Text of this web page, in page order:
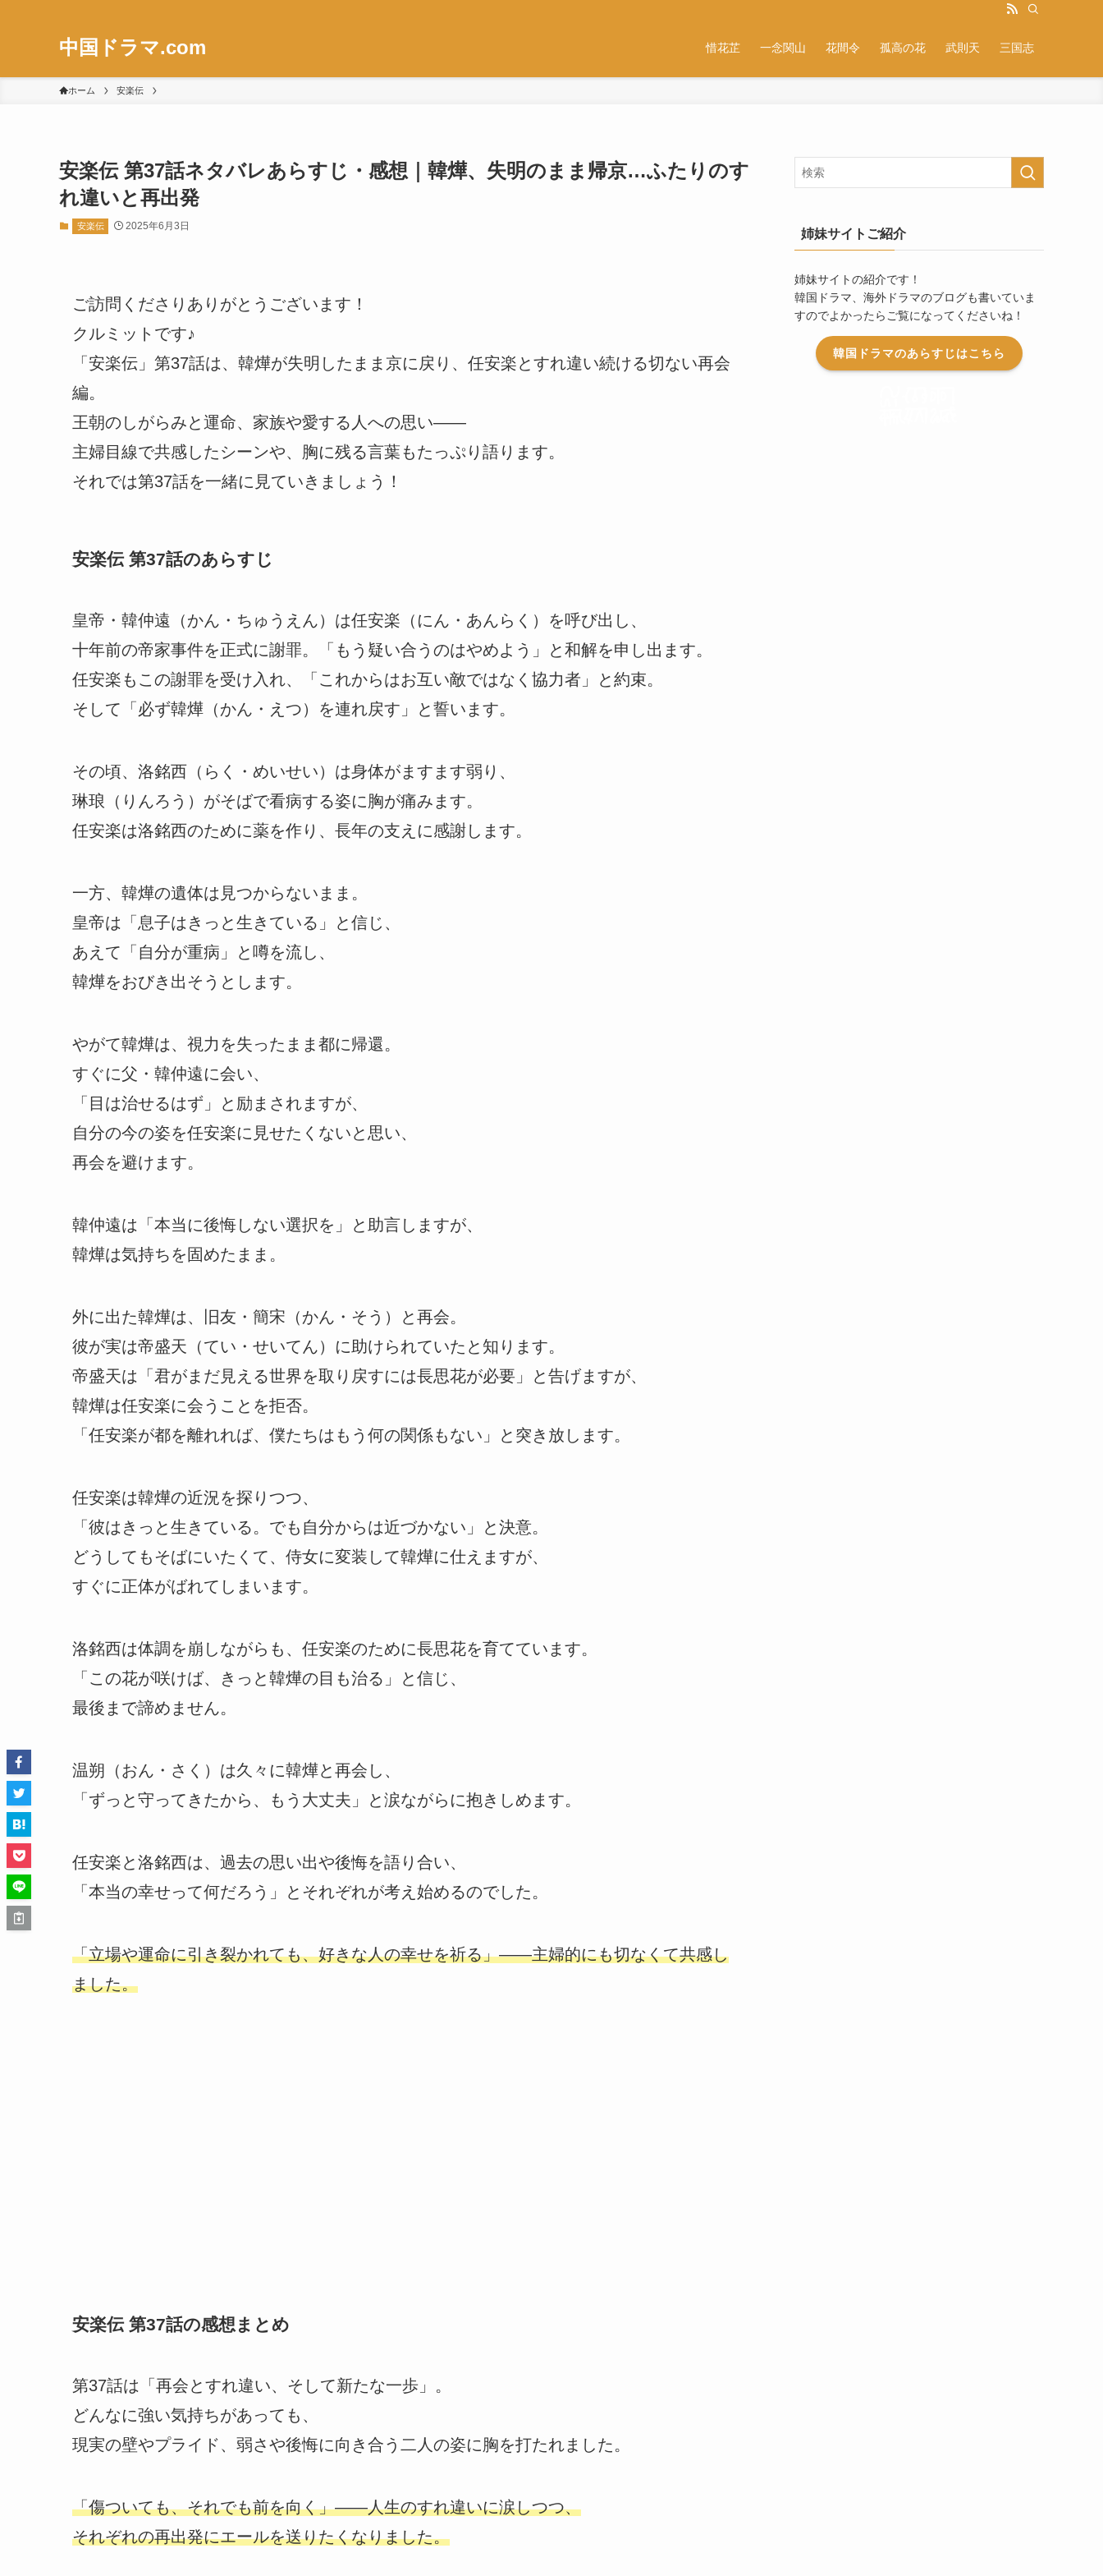
中国ドラマ.com 惜花芷 一念関山 花間令 孤高の花 武則天 三国志
ホーム 安楽伝
安楽伝 第37話ネタバレあらすじ・感想｜韓燁、失明のまま帰京…ふたりのす
れ違いと再出発
安楽伝 2025年6月3日
ご訪問くださりありがとうございます！
クルミットです♪
「安楽伝」第37話は、韓燁が失明したまま京に戻り、任安楽とすれ違い続ける切ない再会
編。
王朝のしがらみと運命、家族や愛する人への思い――
主婦目線で共感したシーンや、胸に残る言葉もたっぷり語ります。
それでは第37話を一緒に見ていきましょう！
安楽伝 第37話のあらすじ
皇帝・韓仲遠（かん・ちゅうえん）は任安楽（にん・あんらく）を呼び出し、
十年前の帝家事件を正式に謝罪。「もう疑い合うのはやめよう」と和解を申し出ます。
任安楽もこの謝罪を受け入れ、「これからはお互い敵ではなく協力者」と約束。
そして「必ず韓燁（かん・えつ）を連れ戻す」と誓います。
その頃、洛銘西（らく・めいせい）は身体がますます弱り、
琳琅（りんろう）がそばで看病する姿に胸が痛みます。
任安楽は洛銘西のために薬を作り、長年の支えに感謝します。
一方、韓燁の遺体は見つからないまま。
皇帝は「息子はきっと生きている」と信じ、
あえて「自分が重病」と噂を流し、
韓燁をおびき出そうとします。
やがて韓燁は、視力を失ったまま都に帰還。
すぐに父・韓仲遠に会い、
「目は治せるはず」と励まされますが、
自分の今の姿を任安楽に見せたくないと思い、
再会を避けます。
韓仲遠は「本当に後悔しない選択を」と助言しますが、
韓燁は気持ちを固めたまま。
外に出た韓燁は、旧友・簡宋（かん・そう）と再会。
彼が実は帝盛天（てい・せいてん）に助けられていたと知ります。
帝盛天は「君がまだ見える世界を取り戻すには長思花が必要」と告げますが、
韓燁は任安楽に会うことを拒否。
「任安楽が都を離れれば、僕たちはもう何の関係もない」と突き放します。
任安楽は韓燁の近況を探りつつ、
「彼はきっと生きている。でも自分からは近づかない」と決意。
どうしてもそばにいたくて、侍女に変装して韓燁に仕えますが、
すぐに正体がばれてしまいます。
洛銘西は体調を崩しながらも、任安楽のために長思花を育てています。
「この花が咲けば、きっと韓燁の目も治る」と信じ、
最後まで諦めません。
温朔（おん・さく）は久々に韓燁と再会し、
「ずっと守ってきたから、もう大丈夫」と涙ながらに抱きしめます。
任安楽と洛銘西は、過去の思い出や後悔を語り合い、
「本当の幸せって何だろう」とそれぞれが考え始めるのでした。
「立場や運命に引き裂かれても、好きな人の幸せを祈る」――主婦的にも切なくて共感し
ました。
安楽伝 第37話の感想まとめ
第37話は「再会とすれ違い、そして新たな一歩」。
どんなに強い気持ちがあっても、
現実の壁やプライド、弱さや後悔に向き合う二人の姿に胸を打たれました。
「傷ついても、それでも前を向く」――人生のすれ違いに涙しつつ、
それぞれの再出発にエールを送りたくなりました。
姉妹サイトご紹介
姉妹サイトの紹介です！
韓国ドラマ、海外ドラマのブログも書いていま
すのでよかったらご覧になってくださいね！
韓国ドラマのあらすじはこちら